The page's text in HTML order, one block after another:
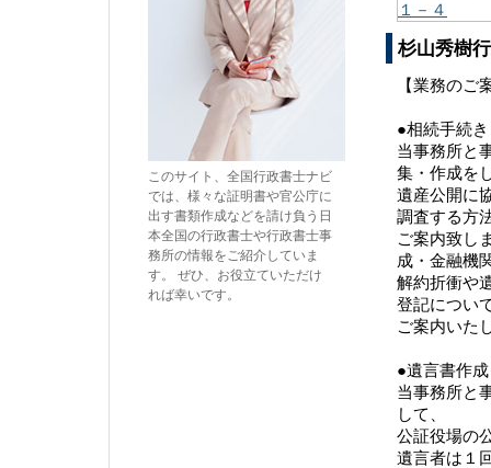
杉山秀樹
【業務のご
●相続手続き
当事務所と
集・作成を
遺産公開に
調査する方
ご案内致し
成・金融機
解約折衝や
登記につい
ご案内いた
●遺言書作成
当事務所と
して、
公証役場の
遺言者は１
このサイト、全国行政書士ナビ
では、様々な証明書や官公庁に
出す書類作成などを請け負う日
本全国の行政書士や行政書士事
務所の情報をご紹介していま
す。 ぜひ、お役立ていただけ
れば幸いです。